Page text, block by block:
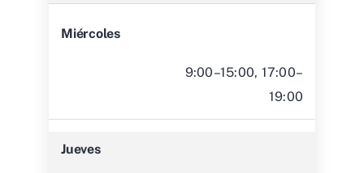
Miércoles
9:00–15:00, 17:00–
19:00
Jueves